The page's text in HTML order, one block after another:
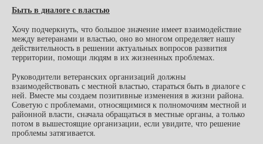
Быть в диалоге с властью
Хочу подчеркнуть, что большое значение имеет взаимодействие
между ветеранами и властью, оно во многом определяет нашу
действительность в решении актуальных вопросов развития
территории, помощи людям в их жизненных проблемах.
Руководители ветеранских организаций должны
взаимодействовать с местной властью, стараться быть в диалоге с
ней. Вместе мы создаем позитивные изменения в жизни района.
Советую с проблемами, относящимися к полномочиям местной и
районной власти, сначала обращаться в местные органы, а только
потом в вышестоящие организации, если увидите, что решение
проблемы затягивается.